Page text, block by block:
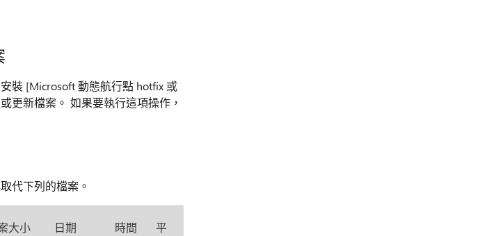
裝 [Microsoft 動態航行點 hotfix 或
更新檔案。 如果要執行這項操作，
代下列的檔案。
大小 日期 時間
平